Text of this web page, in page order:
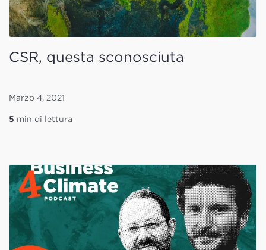
CSR, questa sconosciuta
Marzo 4, 2021
5 min di lettura